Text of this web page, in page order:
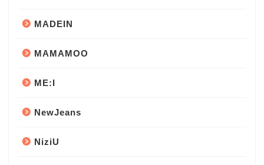
MADEIN
MAMAMOO
ME:I
NewJeans
NiziU